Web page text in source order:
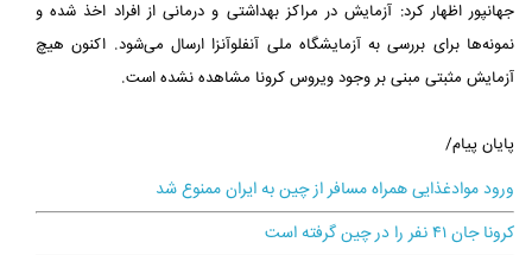
جهانپور اظهار کرد: آزمایش در مراکز بهداشتی و درمانی از افراد اخذ شده و
نمونه‌ها برای بررسی به آزمایشگاه ملی آنفلوآنزا ارسال می‌شود. اکنون هیچ
آزمایش مثبتی مبنی بر وجود ویروس کرونا مشاهده نشده است.
پایان پیام/
ورود موادغذایی همراه مسافر از چین به ایران ممنوع شد
کرونا جان ۴۱ نفر را در چین گرفته است